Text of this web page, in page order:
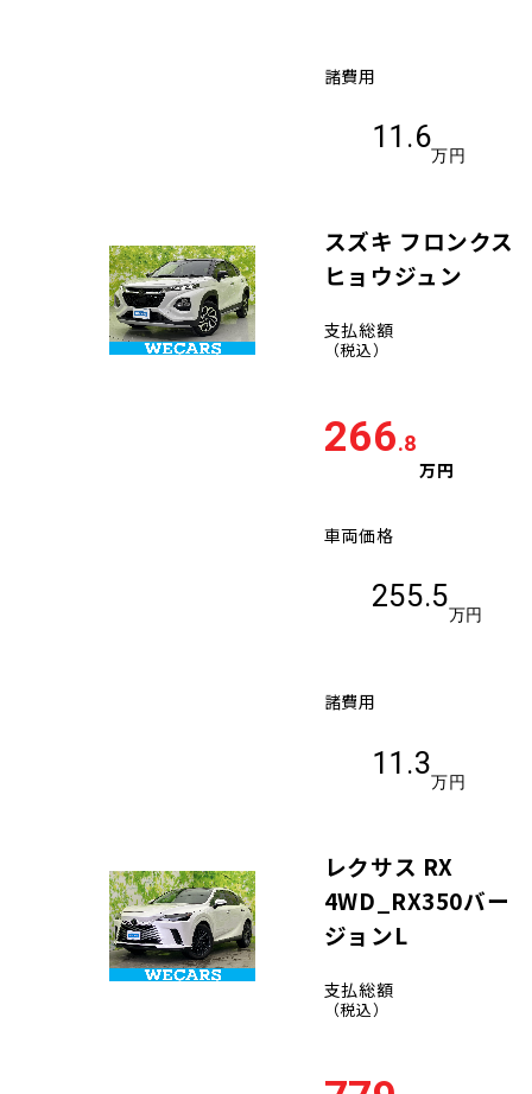
諸費用
11.6
万円
スズキ フロンクス
ヒョウジュン
支払総額
（税込）
266.8
万円
車両価格
255.5
万円
諸費用
11.3
万円
レクサス RX
4WD_RX350バー
ジョンL
支払総額
（税込）